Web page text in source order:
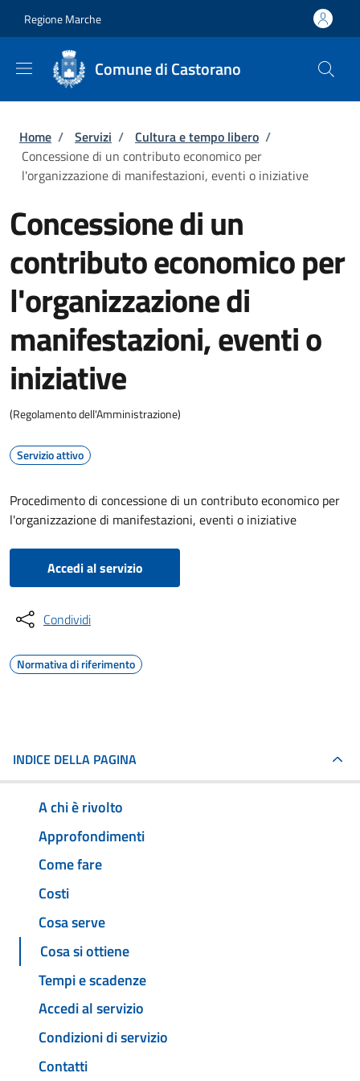
Regione Marche
Comune di Castorano
Briciole di pane
Home / Servizi / Cultura e tempo libero /
Concessione di un contributo economico per
l'organizzazione di manifestazioni, eventi o iniziative
Concessione di un
contributo economico per
l'organizzazione di
manifestazioni, eventi o
iniziative
(Regolamento dell'Amministrazione)
Servizio attivo
Procedimento di concessione di un contributo economico per
l'organizzazione di manifestazioni, eventi o iniziative
Accedi al servizio
Condividi
Normativa di riferimento
INDICE DELLA PAGINA
A chi è rivolto
Approfondimenti
Come fare
Costi
Cosa serve
Cosa si ottiene
Tempi e scadenze
Accedi al servizio
Condizioni di servizio
Contatti